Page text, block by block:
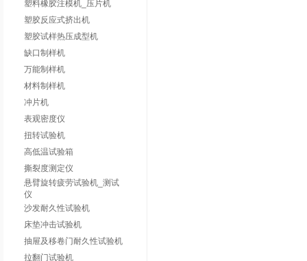
塑料橡胶注模机_压片机
塑胶反应式挤出机
塑胶试样热压成型机
缺口制样机
万能制样机
材料制样机
冲片机
表观密度仪
扭转试验机
高低温试验箱
撕裂度测定仪
悬臂旋转疲劳试验机_测试
仪
沙发耐久性试验机
床垫冲击试验机
抽屉及移卷门耐久性试验机
拉翻门试验机